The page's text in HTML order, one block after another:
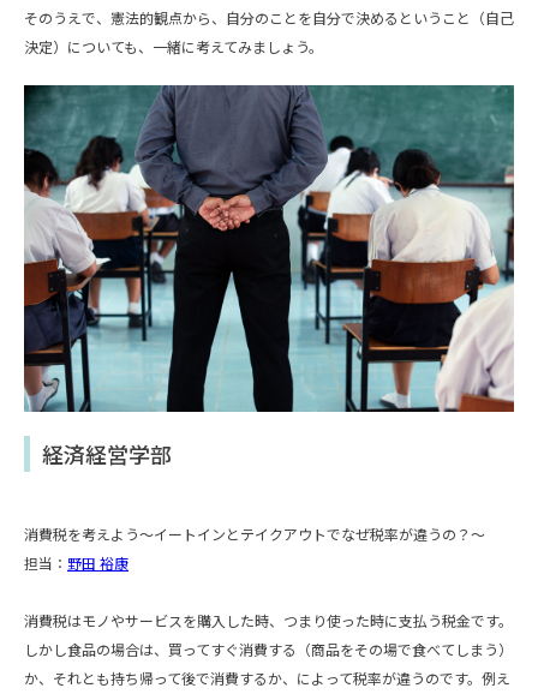
そのうえで、憲法的観点から、自分のことを自分で決めるということ（自己
決定）についても、一緒に考えてみましょう。
経済経営学部
消費税を考えよう〜イートインとテイクアウトでなぜ税率が違うの？～
担当： 野田 裕康
消費税はモノやサービスを購入した時、つまり使った時に支払う税金です。
しかし食品の場合は、買ってすぐ消費する（商品をその場で食べてしまう）
か、それとも持ち帰って後で消費するか、によって税率が違うのです。例え